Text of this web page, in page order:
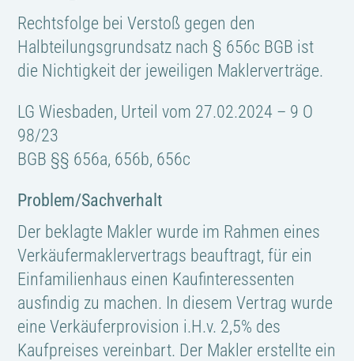
Rechtsfolge bei Verstoß gegen den
Halbteilungsgrundsatz nach § 656c BGB ist
die Nichtigkeit der jeweiligen Maklerverträge.
LG Wiesbaden, Urteil vom 27.02.2024 – 9 O
98/23
BGB §§ 656a, 656b, 656c
Problem/Sachverhalt
Der beklagte Makler wurde im Rahmen eines
Verkäufermaklervertrags beauftragt, für ein
Einfamilienhaus einen Kaufinteressenten
ausfindig zu machen. In diesem Vertrag wurde
eine Verkäuferprovision i.H.v. 2,5% des
Kaufpreises vereinbart. Der Makler erstellte ein